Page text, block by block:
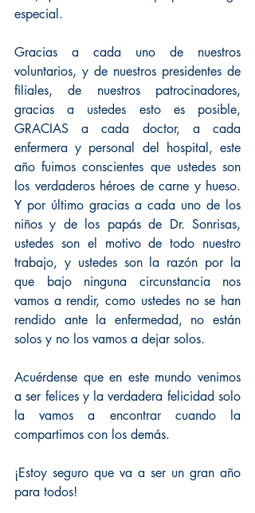
especial.
Gracias a cada uno de nuestros
voluntarios, y de nuestros presidentes de
filiales, de nuestros patrocinadores,
gracias a ustedes esto es posible,
GRACIAS a cada doctor, a cada
enfermera y personal del hospital, este
año fuimos conscientes que ustedes son
los verdaderos héroes de carne y hueso.
Y por último gracias a cada uno de los
niños y de los papás de Dr. Sonrisas,
ustedes son el motivo de todo nuestro
trabajo, y ustedes son la razón por la
que bajo ninguna circunstancia nos
vamos a rendir, como ustedes no se han
rendido ante la enfermedad, no están
solos y no los vamos a dejar solos.
Acuérdense que en este mundo venimos
a ser felices y la verdadera felicidad solo
la vamos a encontrar cuando la
compartimos con los demás.
¡Estoy seguro que va a ser un gran año
para todos!